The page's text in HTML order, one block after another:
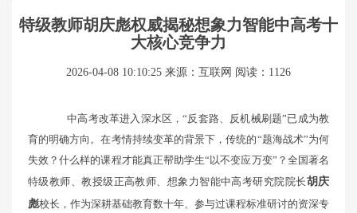
特级教师胡庆彪权威揭秘想象力智能中高考十
大核心竞争力
2026-04-08 10:10:25 来源：互联网 阅读：1126
中高考改革进入深水区，“反套路、反机械刷题”已成为教
育的明确方向。在考情持续变革的背景下，传统的“题海战术”为何
失效？什么样的课程才能真正帮助学生“以不变应万变”？全国著名
特级教师、教授级正高教师、想象力智能中高考研究院院长胡庆
彪校长，作为深耕基础教育数十年、参与过课程标准研讨的资深专